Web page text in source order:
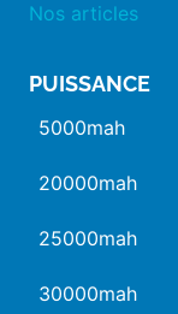
Nos articles
PUISSANCE
5000mah
20000mah
25000mah
30000mah